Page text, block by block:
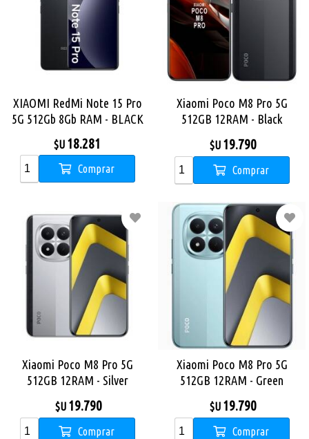
XIAOMI RedMi Note 15 Pro
5G 512Gb 8Gb RAM - BLACK
$U 18.281
Comprar
Xiaomi Poco M8 Pro 5G
512GB 12RAM - Black
$U 19.790
Comprar
Xiaomi Poco M8 Pro 5G
512GB 12RAM - Silver
$U 19.790
Comprar
Xiaomi Poco M8 Pro 5G
512GB 12RAM - Green
$U 19.790
Comprar